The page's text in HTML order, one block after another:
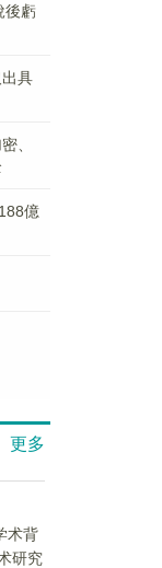
後虧
具
、
億
更多
术背
研究